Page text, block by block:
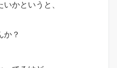
かというと、
か？